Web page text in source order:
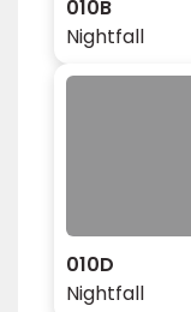
010B
Nightfall
010D
Nightfall